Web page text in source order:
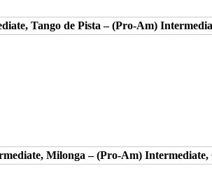
Tango de Pista – (Pro-Am)
Milonga – (Pro-Am)